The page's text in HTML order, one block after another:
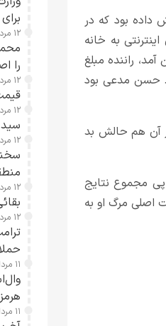
داده بود که در
اینترنتی به خانه
خود پایین آمد، راننده مبلغ
حسن مدعی بود
آن هم حالش بد
است. در پی مجموع نتایج
اصلی مرگ او به
۱۲ مرداد ۱۴۰۵ / ۱۷:۲۱
را
۱۲ مرداد ۱۴۰۵ / ۱۵:۲۳
قیمت
۱۲ مرداد ۱۴۰۵ / ۱۵:۰۴
۱۲ مرداد ۱۴۰۵ / ۱۲:۱۲
۱۲ مرداد ۱۴۰۵ / ۱۱:۴۱
۱۲ مرداد ۱۴۰۵ / ۰۸:۱۷
۱۱ مرداد ۱۴۰۵ / ۱۹:۰۴
۱۱ مرداد ۱۴۰۵ / ۱۶:۱۲